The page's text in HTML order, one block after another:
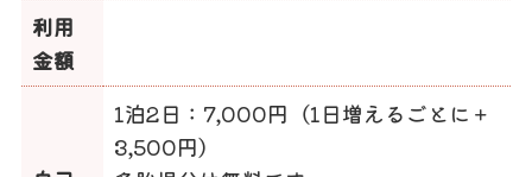
利用
金額
1泊2日：7,000円（1日増えるごとに＋
3,500円）